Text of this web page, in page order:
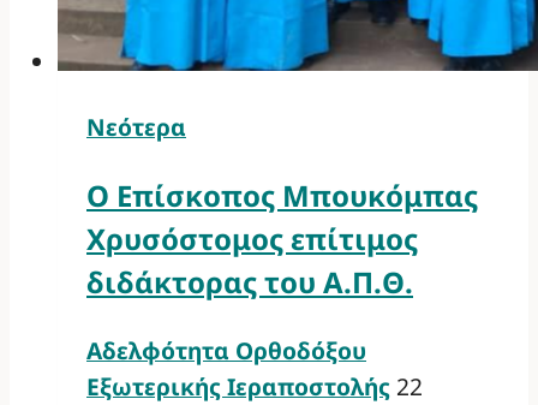
Νεότερα
Ο Επίσκοπος Μπουκόμπας
Χρυσόστομος επίτιμος
διδάκτορας του Α.Π.Θ.
Αδελφότητα Ορθοδόξου
Εξωτερικής Ιεραποστολής 22